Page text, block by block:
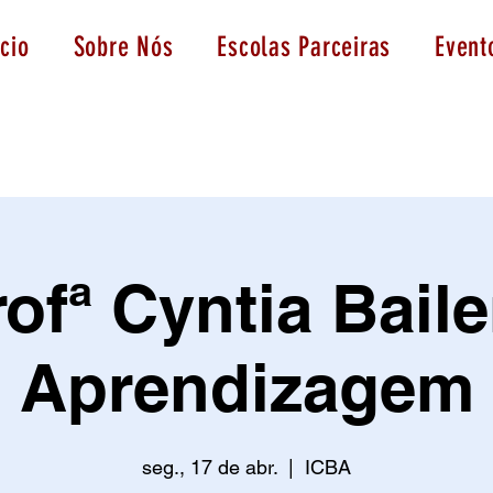
Sobre Nós Escolas Parceiras
Cyntia
Aprendizagem
seg., 17 de abr. ICBA